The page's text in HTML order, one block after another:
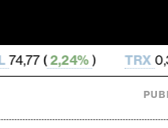
TRX0,327 463 ( 0,17%)